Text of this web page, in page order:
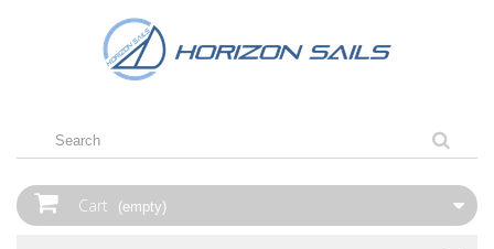
Cart (empty)